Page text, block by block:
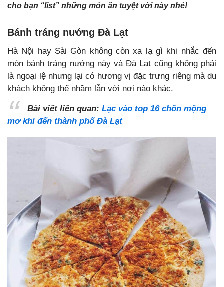
cho bạn “list” những món ăn tuyệt vời này nhé!
Bánh tráng nướng Đà Lạt
Hà Nội hay Sài Gòn không còn xa lạ gì khi nhắc đến
món bánh tráng nướng này và Đà Lạt cũng không phải
là ngoại lệ nhưng lại có hương vị đặc trưng riêng mà du
khách không thể nhầm lẫn với nơi nào khác.
Bài viết liên quan: Lạc vào top 16 chốn mộng
mơ khi đến thành phố Đà Lạt